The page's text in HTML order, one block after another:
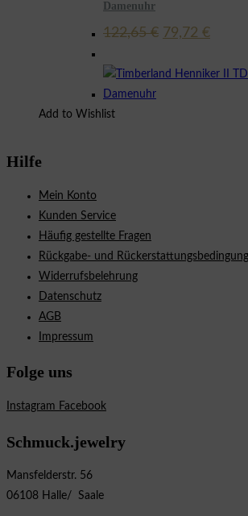
Damenuhr
122,65€
122,65 €
79,72 €
79,72
Add to Wishlist
Hilfe
Mein Konto
Kunden Service
Häufig gestellte Fragen
Rückgabe- und
Widerrufsbelehrung
Datenschutz
AGB
Impressum
Folge uns
Instagram Facebook
Schmuck.jewelry
Mansfelderstr. 56
06108 Halle/ Saale